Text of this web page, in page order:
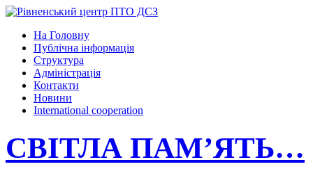
На Головну
Публічна інформація
Структура
Адміністрація
Контакти
Новини
International cooperation
СВІТЛА ПАМ’ЯТЬ…